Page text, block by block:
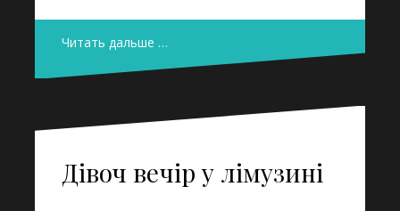
Читать дальше …
Дівоч вечір у лімузині